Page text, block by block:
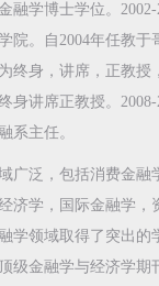
融学博士学位。
院。自2004年任教于
终身，讲席，正教授
身讲席正教授。
系主任。
广泛，包括消费金融
济学，国际金融学，
学领域取得了突出的
级金融学与经济学期